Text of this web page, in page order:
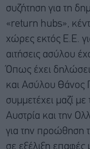
συζήτηση για τη
«return hubs»,
χώρες εκτός Ε.Ε.
αιτήσεις ασύλου
Όπως έχει
και Ασύλου Θάνος
συμμετέχει μαζί
Αυστρία και την
για την προώθηση
σε εξέλιξη επαφές